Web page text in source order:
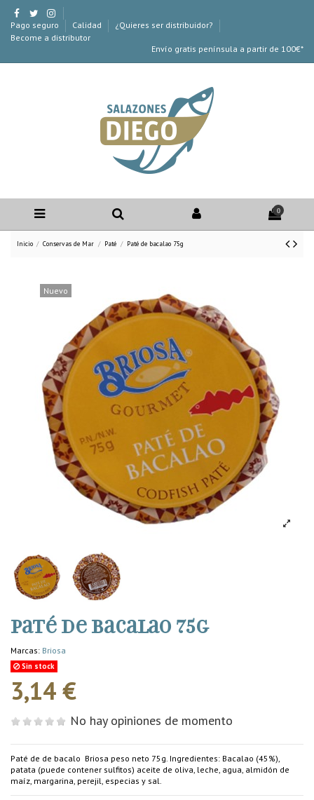
Pago seguro Calidad
¿Quieres ser distribuidor?
Become a distributor
Envío gratis península a partir de 100€*
0
Inicio Conservas de Mar Paté Paté de bacalao 75g
Nuevo
Paté de bacalao 75g
Marcas: Briosa
Sin stock
3,14 €
No hay opiniones de momento
Paté de de bacalo Briosa peso neto 75g. Ingredientes: Bacalao (45%),
patata (puede contener sulfitos) aceite de oliva, leche, agua, almidón de
maíz, margarina, perejil, especias y sal.